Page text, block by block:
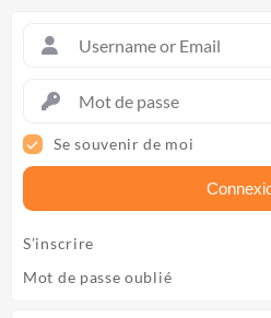
Se souvenir de moi
S’inscrire
Mot de passe oublié